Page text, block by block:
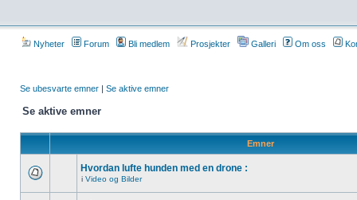
Nyheter Forum Bli medlem Prosjekter Galleri Om oss
Se ubesvarte emner | Se aktive emner
Se aktive emner
Emner
Hvordan lufte hunden med en drone :
i Video og Bilder